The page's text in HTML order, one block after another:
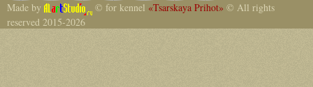
Made by © for kennel «Tsarskaya Prihot» © All rights
reserved 2015-2026